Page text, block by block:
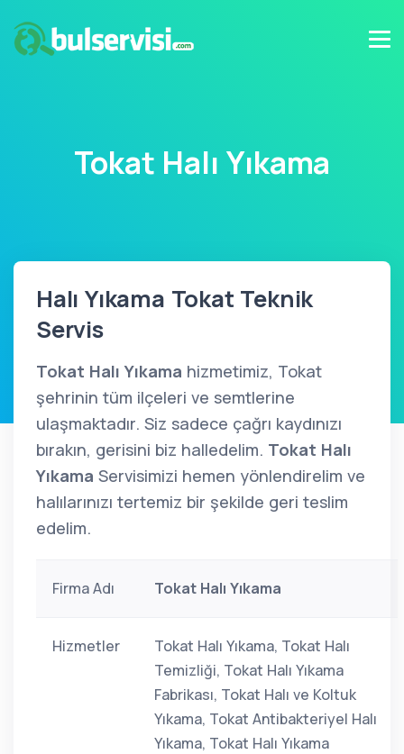
Tokat Halı Yıkama
Halı Yıkama Tokat Teknik
Servis
Tokat Halı Yıkama hizmetimiz, Tokat
şehrinin tüm ilçeleri ve semtlerine
ulaşmaktadır. Siz sadece çağrı kaydınızı
bırakın, gerisini biz halledelim. Tokat Halı
Yıkama Servisimizi hemen yönlendirelim ve
halılarınızı tertemiz bir şekilde geri teslim
edelim.
Firma Adı Tokat Halı Yıkama
Hizmetler
Tokat Halı Yıkama, Tokat Halı
Temizliği, Tokat Halı Yıkama
Fabrikası, Tokat Halı ve Koltuk
Yıkama, Tokat Antibakteriyel Halı
Yıkama, Tokat Halı Yıkama